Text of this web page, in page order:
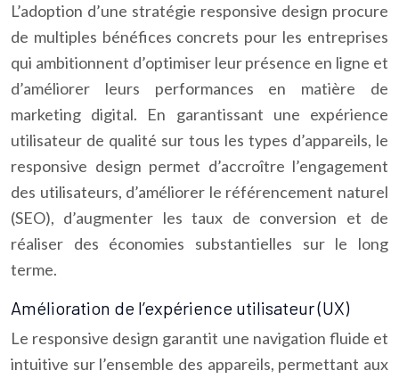
L’adoption d’une stratégie responsive design procure
de multiples bénéfices concrets pour les entreprises
qui ambitionnent d’optimiser leur présence en ligne et
d’améliorer leurs performances en matière de
marketing digital. En garantissant une expérience
utilisateur de qualité sur tous les types d’appareils, le
responsive design permet d’accroître l’engagement
des utilisateurs, d’améliorer le référencement naturel
(SEO), d’augmenter les taux de conversion et de
réaliser des économies substantielles sur le long
terme.
Amélioration de l’expérience utilisateur (UX)
Le responsive design garantit une navigation fluide et
intuitive sur l’ensemble des appareils, permettant aux